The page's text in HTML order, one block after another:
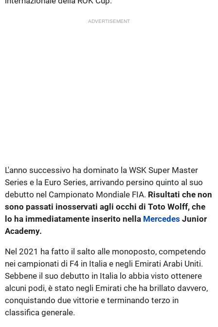
ADVERTISEMENT
L'anno successivo ha dominato la WSK Super Master
Series e la Euro Series, arrivando persino quinto al suo
debutto nel Campionato Mondiale FIA. Risultati che non
sono passati inosservati agli occhi di Toto Wolff, che
lo ha immediatamente inserito nella Mercedes Junior
Academy.
Nel 2021 ha fatto il salto alle monoposto, competendo
nei campionati di F4 in Italia e negli Emirati Arabi Uniti.
Sebbene il suo debutto in Italia lo abbia visto ottenere
alcuni podi, è stato negli Emirati che ha brillato davvero,
conquistando due vittorie e terminando terzo in
classifica generale.